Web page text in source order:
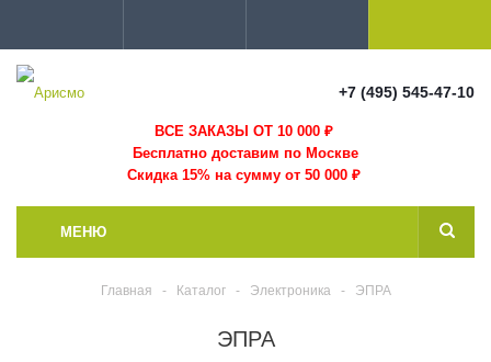
+7 (495) 545-47-10
ВСЕ ЗАКАЗЫ ОТ 10 000₽
Бесплатно доставим по Москве
Скидка 15% на сумму от 50 000 ₽
МЕНЮ
Главная - Каталог - Электроника - ЭПРА
ЭПРА